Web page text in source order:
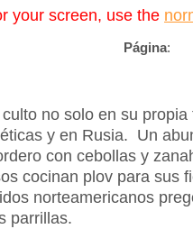
your screen, use the
Página:
no solo en su
y en Rusia. Un
con cebollas y
cocinan plov para sus
norteamericanos
parrillas.